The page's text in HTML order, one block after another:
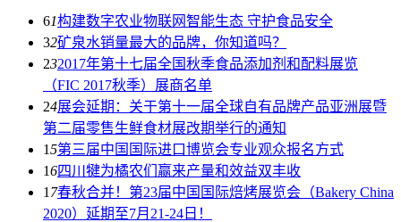
61构建数字农业物联网智能生态 守护食品安全
32矿泉水销量最大的品牌，你知道吗？
232017年第十七届全国秋季食品添加剂和配料展览
（FIC 2017秋季）展商名单
24展会延期：关于第十一届全球自有品牌产品亚洲展暨
第二届零售生鲜食材展改期举行的通知
15第三届中国国际进口博览会专业观众报名方式
16四川犍为橘农们赢来产量和效益双丰收
1 7春秋合并！第23届中国国际焙烤展览会（Bakery China
2020）延期至7月21-24日！